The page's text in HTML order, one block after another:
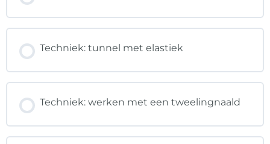
Techniek: tunnel met elastiek
Techniek: werken met een tweelingnaald